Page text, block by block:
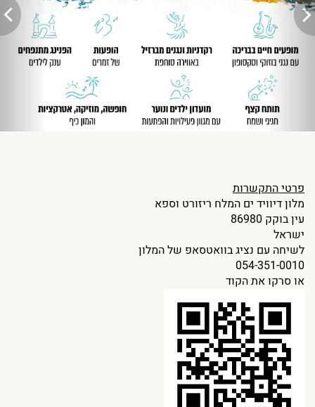
פרטי התקשרות
מלון דיוויד ים המלח ריזורט וספא
עין בוקק 86980
ישראל
לשיחה עם נציג בוואטסאפ של המלון
054-351-0010
או סרקו את הקוד